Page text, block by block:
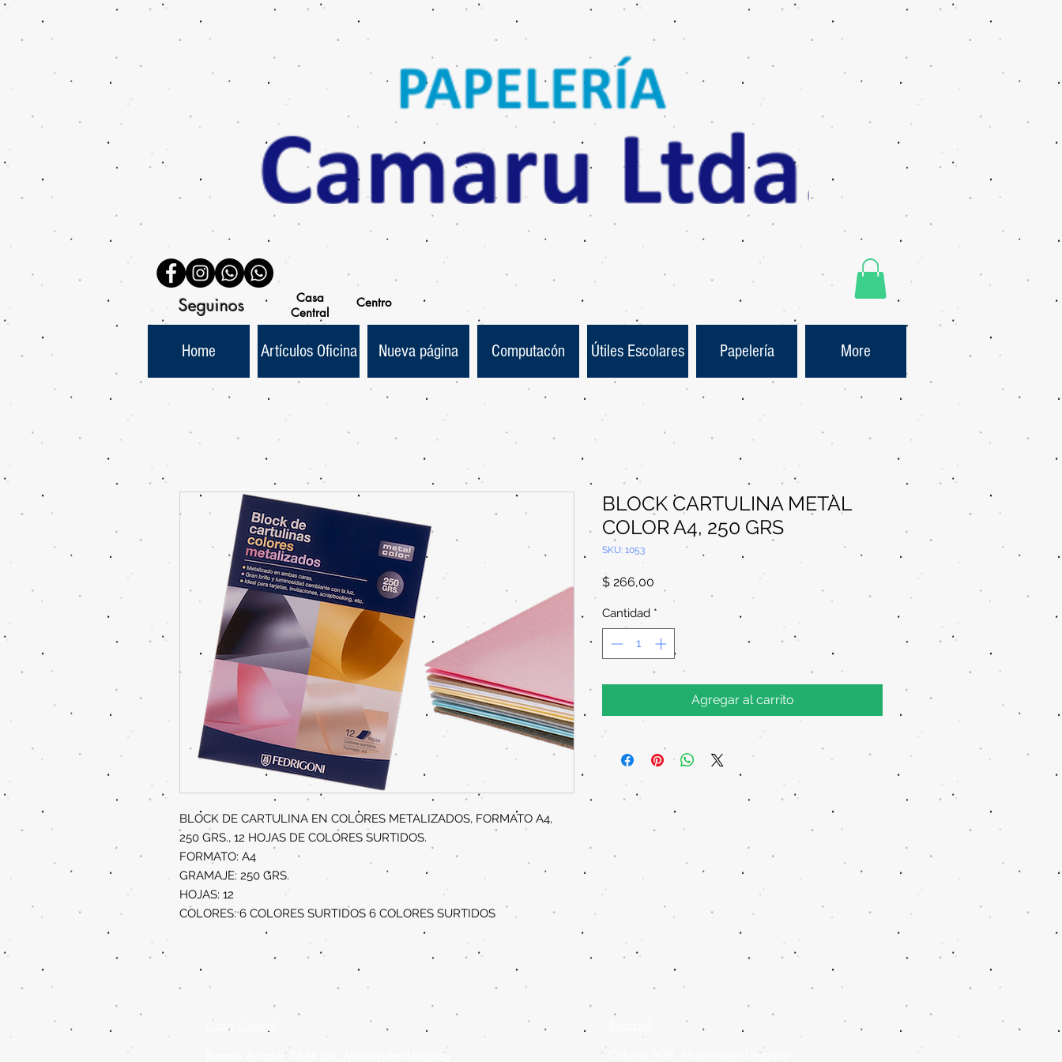
Seguinos
Casa
Central
Centro
Home Artículos Oficina Nueva página Computacón Útiles Escolares Papelería More
BLOCK DE CARTULINA EN COLORES METALIZADOS, FORMATO A4,
250 GRS., 12 HOJAS DE COLORES SURTIDOS.
FORMATO: A4
GRAMAJE: 250 GRS.
HOJAS: 12
COLORES: 6 COLORES SURTIDOS 6 COLORES SURTIDOS
BLOCK CARTULINA METAL
COLOR A4, 250 GRS
SKU: 1053
$ 266,00
Cantidad *
Agregar al carrito
Casa Central
Ramón Anador 3544 bis, Montevideo-Uruguay
Montevideo-Uruguay